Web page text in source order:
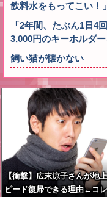
飲料水をもってこい！
「2年間、たぶん1日4
3,000円のキーホルダ
飼い猫が懐かない
【衝撃】広末涼子さんが地
ピード復帰できる理由←コ